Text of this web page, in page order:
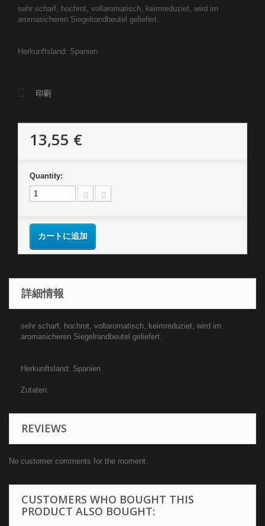
sehr scharf, hochrot, vollaromatisch, keimreduziet, wird im
aromasicheren Siegelrandbeutel geliefert.
Herkunftsland: Spanien
印刷
13,55 €
Quantity:
カートに追加
詳細情報
sehr scharf, hochrot, vollaromatisch, keimreduziet, wird im
aromasicheren Siegelrandbeutel geliefert.
Herkunftsland: Spanien
Zutaten:
REVIEWS
No customer comments for the moment.
CUSTOMERS WHO BOUGHT THIS
PRODUCT ALSO BOUGHT: